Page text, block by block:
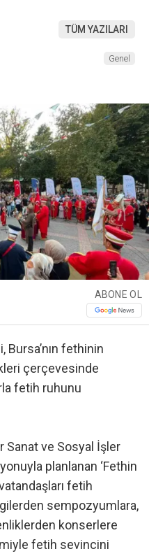
TÜM YAZILARI
Genel
ABONE OL
fethinin
çerçevesinde
fetih ruhunu
Sanat ve Sosyal İşler
planlanan ‘Fethin
fetih
sempozyumlara,
konserlere
fetih sevincini